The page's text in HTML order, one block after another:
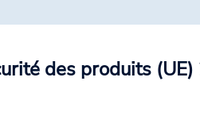
des produits